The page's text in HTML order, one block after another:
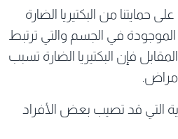
حمايتنا من البكتيريا الضارة
في الجسم والتي ترتبط
فإن البكتيريا الضارة تسبب
التي قد تصيب بعض الأفراد